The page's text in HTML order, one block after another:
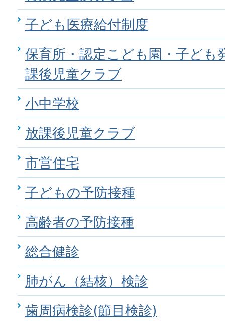
子ども医療給付制度
保育所・認定こども園・子ども
課後児童クラブ
小中学校
放課後児童クラブ
市営住宅
子どもの予防接種
高齢者の予防接種
総合健診
肺がん（結核）検診
歯周病検診(節目検診)